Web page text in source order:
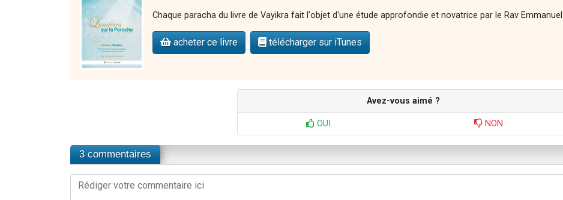
Chaque paracha du livre de Vayikra fait l'objet d'une étude approfondie et novatrice par le Rav
acheter ce livre télécharger sur iTunes
Avez-vous aimé ?
OUI NON
3 commentaires